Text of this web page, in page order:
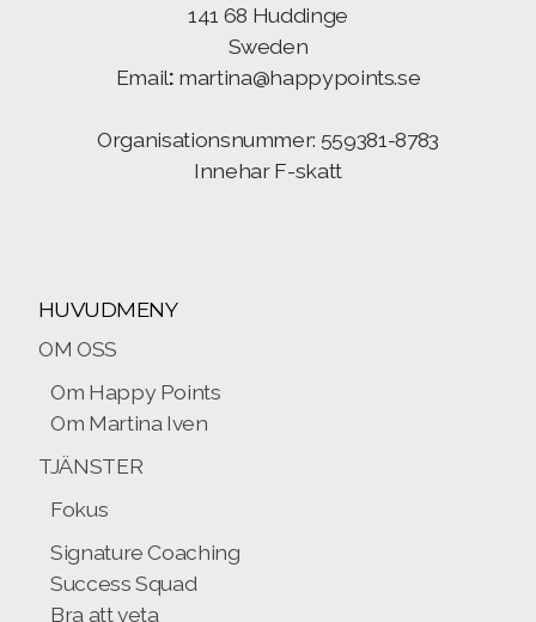
141 68 Huddinge
Sweden
Email: martina@happypoints.se
Organisationsnummer: 559381-8783
Innehar F-skatt
HUVUDMENY
OM OSS
Om Happy Points
Om Martina Iven
TJÄNSTER
Fokus
Signature Coaching
Success Squad
Bra att veta